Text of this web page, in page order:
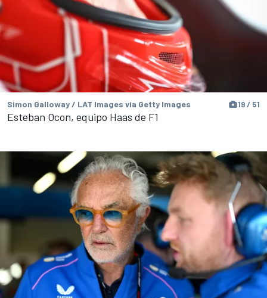
Simon Galloway / LAT Images via Getty Images 19 / 51
Esteban Ocon, equipo Haas de F1